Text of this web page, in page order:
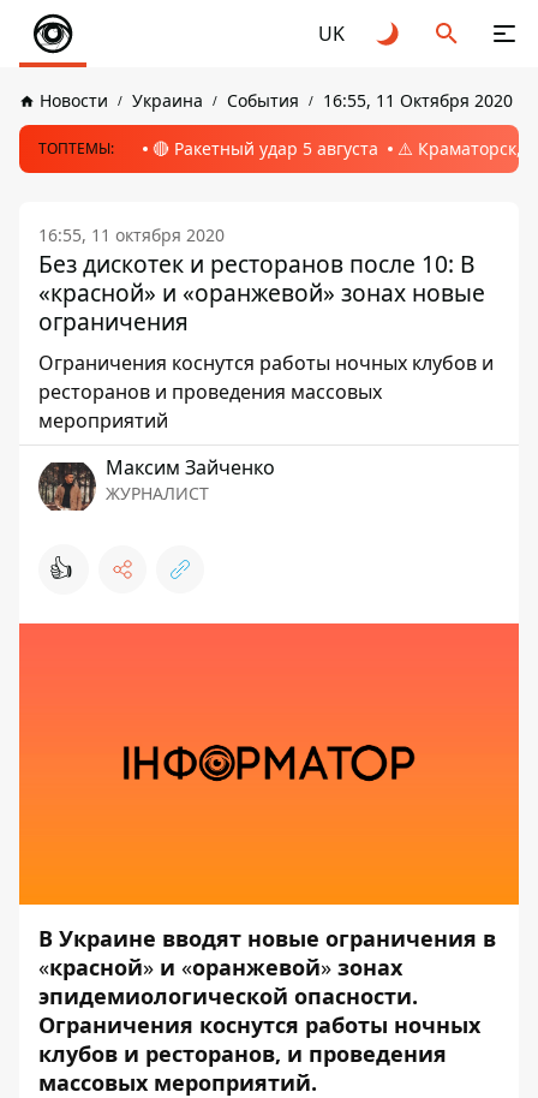
UK
Новости Украина События 16:55, 11 Октября 2020
ТОПТЕМЫ: 🔴 Ракетный удар 5 августа ⚠️ Краматорск,
16:55, 11 октября 2020
Без дискотек и ресторанов после 10: В
«красной» и «оранжевой» зонах новые
ограничения
Ограничения коснутся работы ночных клубов и
ресторанов и проведения массовых
мероприятий
Максим Зайченко
ЖУРНАЛИСТ
👍
В Украине вводят новые ограничения в
«красной» и «оранжевой» зонах
эпидемиологической опасности.
Ограничения коснутся работы ночных
клубов и ресторанов, и проведения
массовых мероприятий.